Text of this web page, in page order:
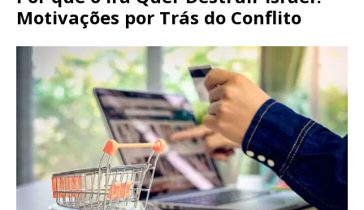
Motivações por Trás do Conflito